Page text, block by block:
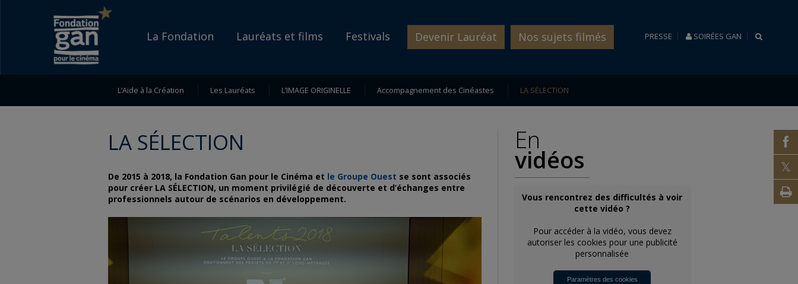
Go to content Go to navigation
Fondation
gan
pour
cinéma
PRESSE SOIRÉES GAN
Accueil
La Fondation Lauréats et films Festivals Devenir Lauréat Nos sujets filmés
L’Aide à la Création Les Lauréats L’IMAGE ORIGINELLE Accompagnement des Cinéastes LA SÉLECTION
LA SÉLECTION
De 2015 à 2018, la Fondation Gan pour le Cinéma et le Groupe Ouest se sont associés
pour créer LA SÉLECTION, un moment privilégié de découverte et d’échanges entre
professionnels autour de scénarios en développement.
En
vidéos
Vous rencontrez des difficultés à voir
cette vidéo ?
Pour accéder à la vidéo, vous devez
autoriser les cookies pour une publicité
personnalisée
Paramètres des cookies